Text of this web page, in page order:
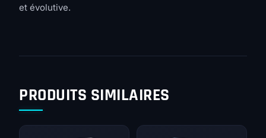
et évolutive.
PRODUITS SIMILAIRES